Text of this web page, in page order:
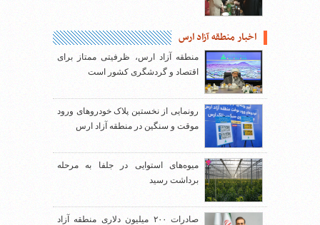
اخبار منطقه آزاد ارس
منطقه آزاد ارس، ظرفیتی ممتاز برای
اقتصاد و گردشگری کشور است
رونمایی از نخستین پلاک خودروهای ورود
موقت و سنگین در منطقه آزاد ارس
میوه‌های استوایی در جلفا به مرحله
برداشت رسید
صادرات ۲۰۰ میلیون دلاری منطقه آزاد